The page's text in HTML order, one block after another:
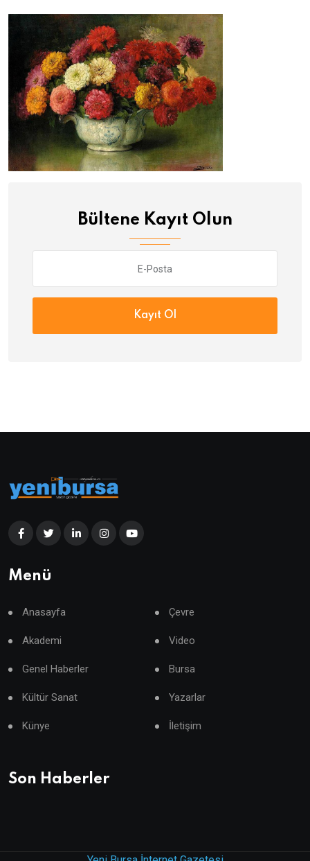
Bültene Kayıt Olun
Kayıt Ol
Menü
Anasayfa Çevre
Akademi Video
Genel Haberler Bursa
Kültür Sanat Yazarlar
Künye İletişim
Son Haberler